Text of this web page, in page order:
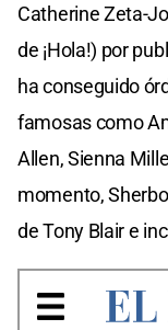
Catherine Zeta-
de ¡Hola!) por
ha conseguido
famosas como
Allen, Sienna
momento,
de Tony Blair e